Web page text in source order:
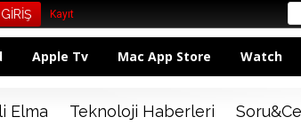
Kayıt
Apple Tv Mac App Store Watch
Elma Teknoloji Haberleri